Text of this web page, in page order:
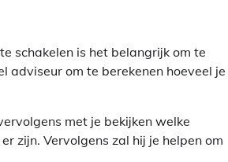
schakelen is het belangrijk om te
adviseur om te berekenen hoeveel je
met je bekijken welke
zijn. Vervolgens zal hij je helpen om